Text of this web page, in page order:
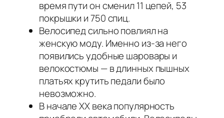
время пути он сменил 11 цепей, 53
покрышки и 750 спиц.
Велосипед сильно повлиял на
женскую моду. Именно из-за него
появились удобные шаровары и
велокостюмы — в длинных пышных
платьях крутить педали было
невозможно.
В начале XX века популярность